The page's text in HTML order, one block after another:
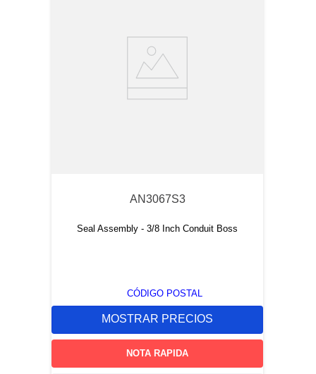
AN3067S3
Seal Assembly - 3/8 Inch Conduit Boss
CÓDIGO POSTAL
MOSTRAR PRECIOS
NOTA RAPIDA